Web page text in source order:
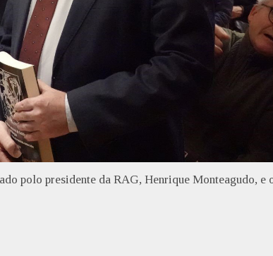
polo presidente da RAG, Henrique Monteagudo, e